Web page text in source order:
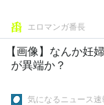
エロマンガ番長
【画像】なんか妊
が異端か？
気になるニュース速